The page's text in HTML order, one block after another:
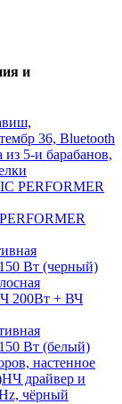
и
36, Bluetooth
из 5-и барабанов,
PERFORMER
Вт (черный)
200Вт + ВЧ
Вт (белый)
настенное
драйвер и
чёрный